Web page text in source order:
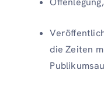
die Zeiten